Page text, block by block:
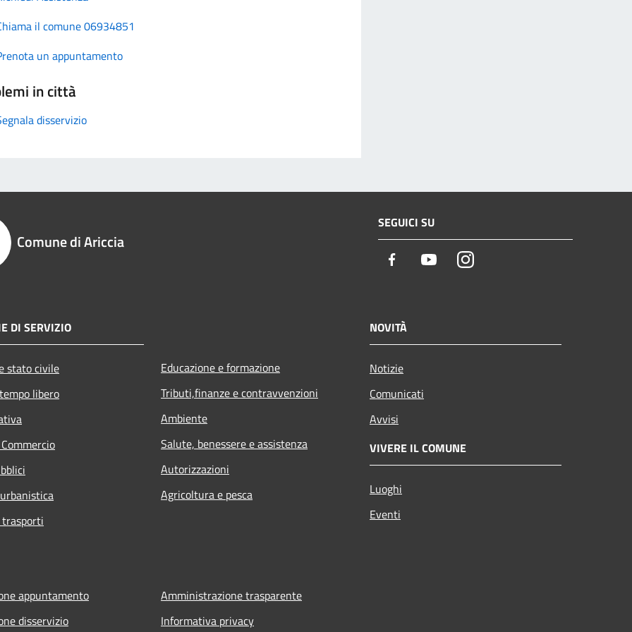
il comune 06934851
un appuntamento
in città
disservizio
Comune di Ariccia
SEGUICI SU
Facebook YoutubeInstagram
DI SERVIZIO
stato civile
libero
Educazione e formazione
Tributi,finanze e contravvenzioni
Ambiente
Salute, benessere e assistenza
Autorizzazioni
Agricoltura e pesca
NOVITÀ
Notizie
Comunicati
Avvisi
VIVERE IL COMUNE
Luoghi
Eventi
appuntamento
disservizio
Amministrazione trasparente
Informativa privacy